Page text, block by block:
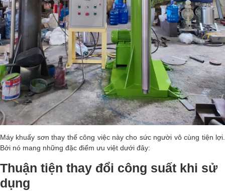
Máy khuấy sơn thay thế công việc này cho sức người vô cùng tiện lợi.
Bởi nó mang những đặc điểm ưu việt dưới đây:
Thuận tiện thay đổi công suất khi sử
dụng